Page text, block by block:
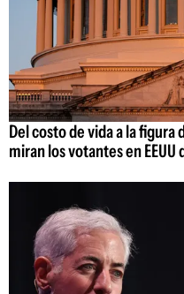
Del costo de vida a la
miran los votantes en